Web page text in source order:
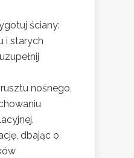
ściany:
i starych
nośnego,
dbając o